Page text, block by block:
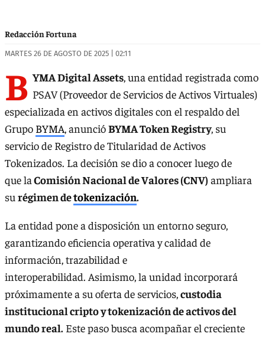
Redacción Fortuna
MARTES 26 DE AGOSTO DE 2025 | 02:11
B YMA Digital Assets, una entidad registrada como
PSAV (Proveedor de Servicios de Activos Virtuales)
especializada en activos digitales con el respaldo del
Grupo BYMA, anuncióBYMA Token Registry, su
servicio de Registro de Titularidad de Activos
Tokenizados. La decisión se dio a conocer luego de
que laComisión Nacional de Valores (CNV) ampliara
su régimen detokenización.
La entidad pone a disposición un entorno seguro,
garantizando eficiencia operativa y calidad de
información, trazabilidad e
interoperabilidad. Asimismo, la unidad incorporará
próximamente a su oferta de servicios,custodia
institucional cripto y tokenización de activos del
mundo real. Este paso busca acompañar el creciente